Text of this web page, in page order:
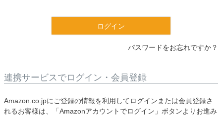
ログイン
パスワードをお忘れですか？
連携サービスでログイン・会員登録
Amazon.co.jpにご登録の情報を利用してログインまたは会員登録さ
れるお客様は、「Amazonアカウントでログイン」ボタンよりお進み